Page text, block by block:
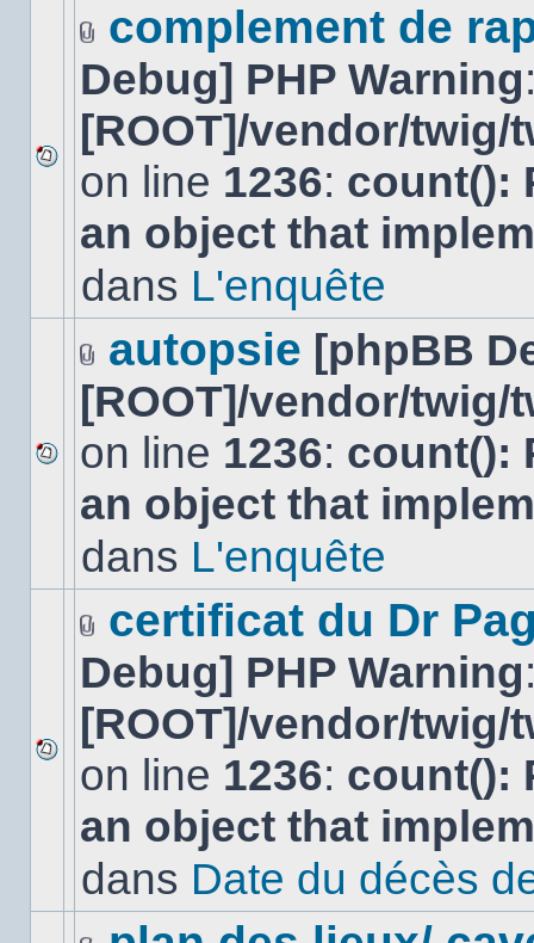
Aucun
nouveau
message
non-
dans
joint(s)
complement de
Debug] PHP Warning
[ROOT]/vendor/
on line 1236: count():
an object that
dans L'enquête
Aucun
nouveau
message
sujet.
joint(s)
autopsie [phpBB
[ROOT]/vendor/
on line 1236: count():
an object that
dans L'enquête
Aucun
nouveau
message
non-
dans
joint(s)
certificat du Dr
Debug] PHP Warning
[ROOT]/vendor/
on line 1236: count():
an object that
dans Date du décès